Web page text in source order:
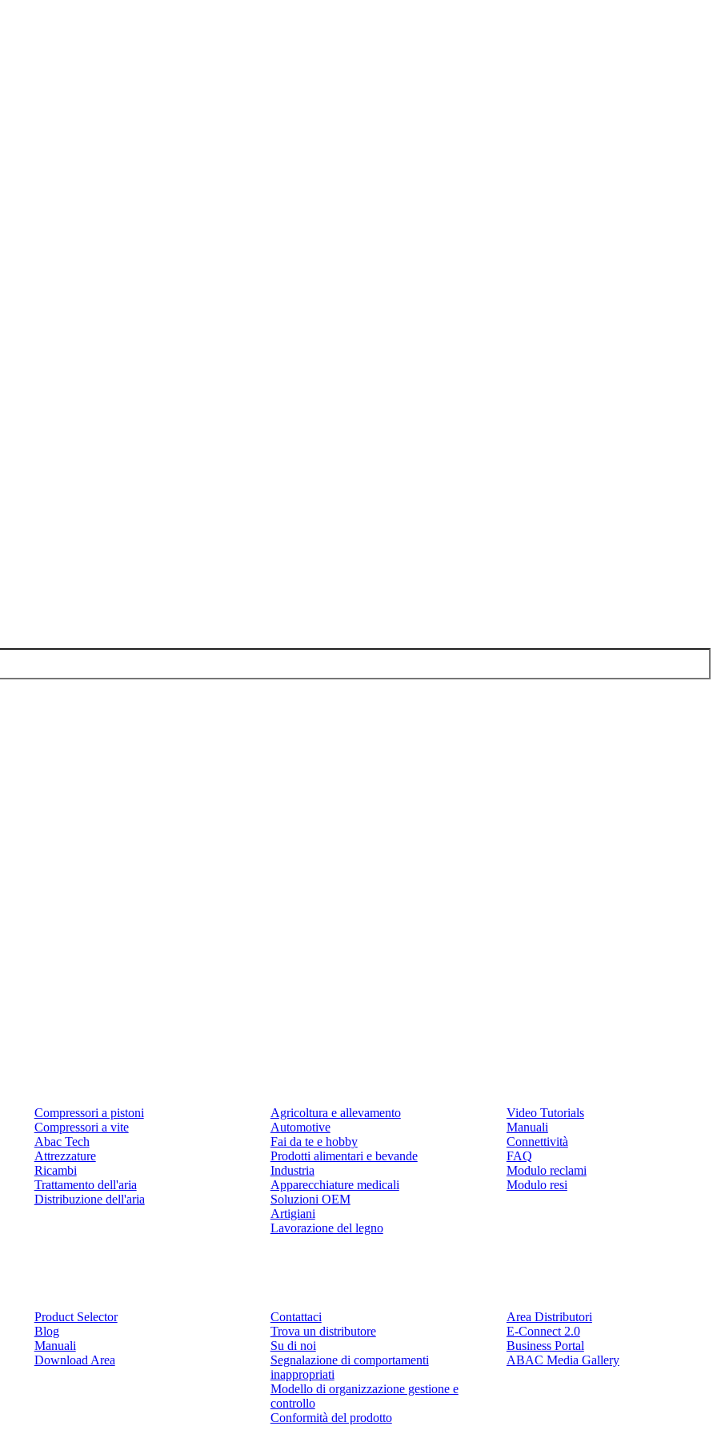
Compressori a pistoni
Compressori a vite
Abac Tech
Attrezzature
Ricambi
Trattamento dell'aria
Distribuzione dell'aria
Agricoltura e allevamento
Automotive
Fai da te e hobby
Prodotti alimentari e bevande
Industria
Apparecchiature medicali
Soluzioni OEM
Artigiani
Lavorazione del legno
Video Tutorials
Manuali
Connettività
FAQ
Modulo reclami
Modulo resi
Product Selector
Blog
Manuali
Download Area
Contattaci
Trova un distributore
Su di noi
Segnalazione di comportamenti
inappropriati
Modello di organizzazione gestione e
controllo
Conformità del prodotto
Area Distributori
E-Connect 2.0
Business Portal
ABAC Media Gallery